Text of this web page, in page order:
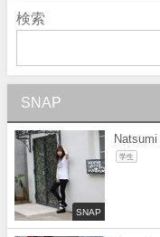
検索
SNAP
SNAP
学生